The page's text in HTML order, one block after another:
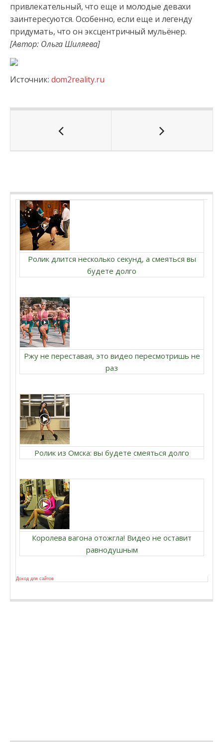
привлекательный, что еще и молодые девахи
заинтересуются. Особенно, если еще и легенду
придумать, что он эксцентричный мульёнер.
[Автор: Ольга Шиляева]
Источник: dom2reality.ru
Ролик длится несколько секунд, а смеяться вы
будете долго
Ржу не переставая, это видео пересмотришь не
раз
Ролик из Омска: вы будете смеяться долго
Королева вагона отожгла! Видео не оставит
равнодушным
Доход для сайтов